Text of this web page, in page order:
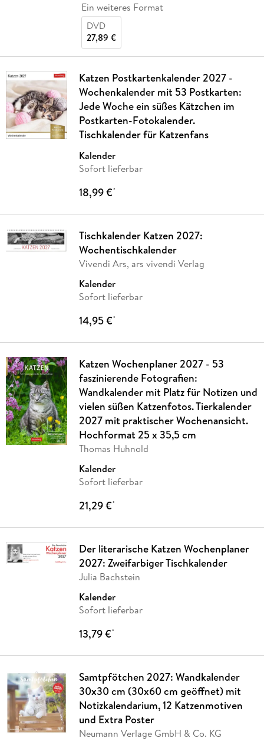
Ein weiteres Format
DVD
27,89 €
Katzen Postkartenkalender 2027 -
Wochenkalender mit 53 Postkarten:
Jede Woche ein süßes Kätzchen im
Postkarten-Fotokalender.
Tischkalender für Katzenfans
Kalender
Sofort lieferbar
18,99 €*
Tischkalender Katzen 2027:
Wochentischkalender
Vivendi Ars, ars vivendi Verlag
Kalender
Sofort lieferbar
14,95 €*
Katzen Wochenplaner 2027 - 53
faszinierende Fotografien:
Wandkalender mit Platz für Notizen und
vielen süßen Katzenfotos. Tierkalender
2027 mit praktischer Wochenansicht.
Hochformat 25 x 35,5 cm
Thomas Huhnold
Kalender
Sofort lieferbar
21,29 €*
Der literarische Katzen Wochenplaner
2027: Zweifarbiger Tischkalender
Julia Bachstein
Kalender
Sofort lieferbar
13,79 €*
Samtpfötchen 2027: Wandkalender
30x30 cm (30x60 cm geöffnet) mit
Notizkalendarium, 12 Katzenmotiven
und Extra Poster
Neumann Verlage GmbH & Co. KG